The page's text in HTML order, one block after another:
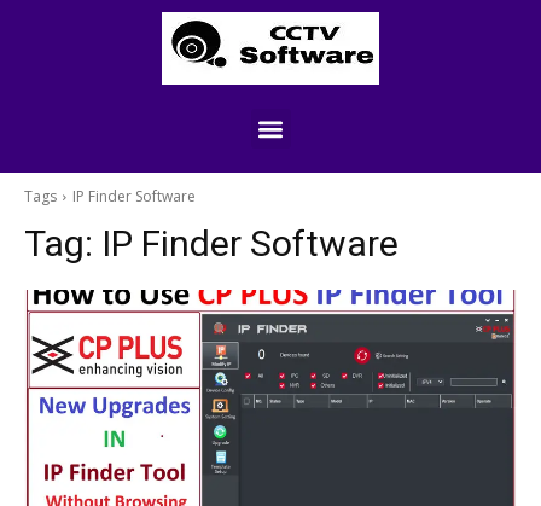
Tags IP Finder Software
Tag: IP Finder Software